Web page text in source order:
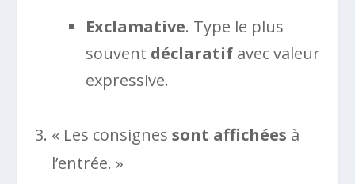
Exclamative. Type le plus
souvent déclaratif avec valeur
expressive.
« Les consignessont affichées à
l’entrée. »